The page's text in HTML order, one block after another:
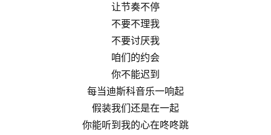
让节奏不停
不要不理我
不要讨厌我
咱们的约会
你不能迟到
每当迪斯科音乐一响起
假装我们还是在一起
你能听到我的心在咚咚跳